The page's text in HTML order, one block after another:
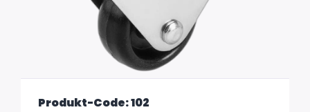
Produkt-Code: 102